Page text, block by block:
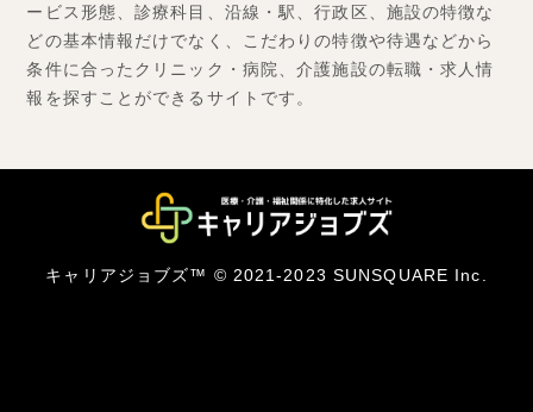
ービス形態、診療科目、沿線・駅、行政区、施設の特徴な
どの基本情報だけでなく、こだわりの特徴や待遇などから
条件に合ったクリニック・病院、介護施設の転職・求人情
報を探すことができるサイトです。
キャリアジョブズ™ © 2021-2023 SUNSQUARE Inc.